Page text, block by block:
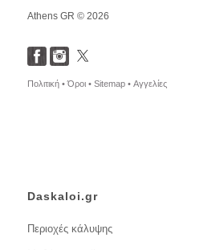
Athens GR © 2026
Πολιτική •Όροι • Sitemap • Αγγελίες
Daskaloi.gr
Περιοχές κάλυψης